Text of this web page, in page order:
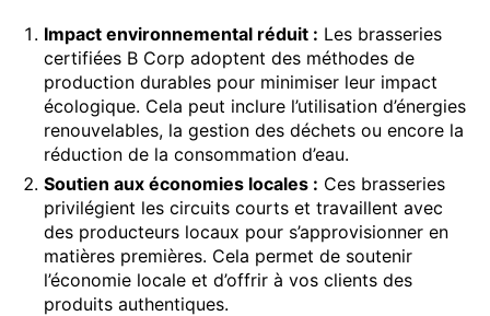
Impact environnemental réduit : Les brasseries
certifiées B Corp adoptent des méthodes de
production durables pour minimiser leur impact
écologique. Cela peut inclure l’utilisation d’énergies
renouvelables, la gestion des déchets ou encore la
réduction de la consommation d’eau.
Soutien aux économies locales : Ces brasseries
privilégient les circuits courts et travaillent avec
des producteurs locaux pour s’approvisionner en
matières premières. Cela permet de soutenir
l’économie locale et d’offrir à vos clients des
produits authentiques.